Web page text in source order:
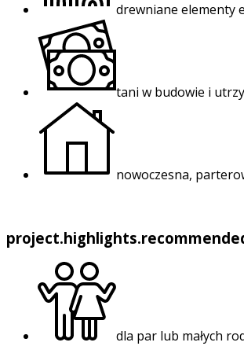
drewniane elementy
tani w budowie i
nowoczesna,
dla par lub małych